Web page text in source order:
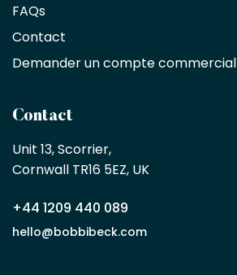
de
%
sur
sans
minimum
en
partenaire
commercial
FAQs
Contact
Demander un compte commercial
Contact
Unit 13, Scorrier,
Cornwall TR16 5EZ, UK
+44 1209 440 089
hello@bobbibeck.com